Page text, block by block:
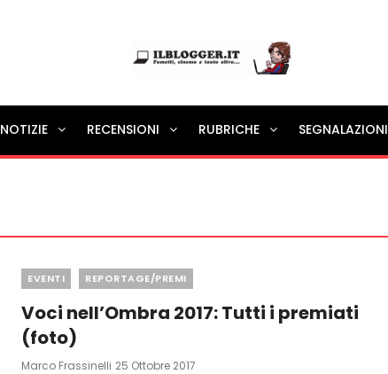
Ilblogger.it
Il portalino di blog |
NOTIZIE RECENSIONI RUBRICHE SEGNALAZIONI
Categories
EVENTI REPORTAGE/PREMI
Voci nell’Ombra 2017: Tutti i premiati
(foto)
Marco Frassinelli Posted
25 Ottobre 2017